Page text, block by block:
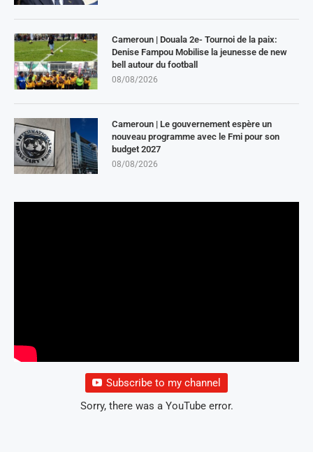
Cameroun | Douala 2e- Tournoi de la paix:
Denise Fampou Mobilise la jeunesse de new
bell autour du football
08/08/2026
Cameroun | Le gouvernement espère un
nouveau programme avec le Fmi pour son
budget 2027
08/08/2026
Subscribe to my channel
Sorry, there was a YouTube error.